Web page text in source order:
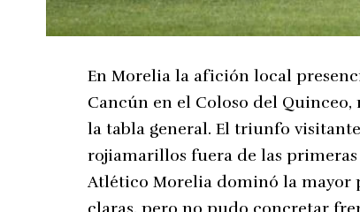
En Morelia la afición local
Cancún en el Coloso del
la tabla general. El triunfo
rojiamarillos fuera de las
Atlético Morelia dominó la mayor